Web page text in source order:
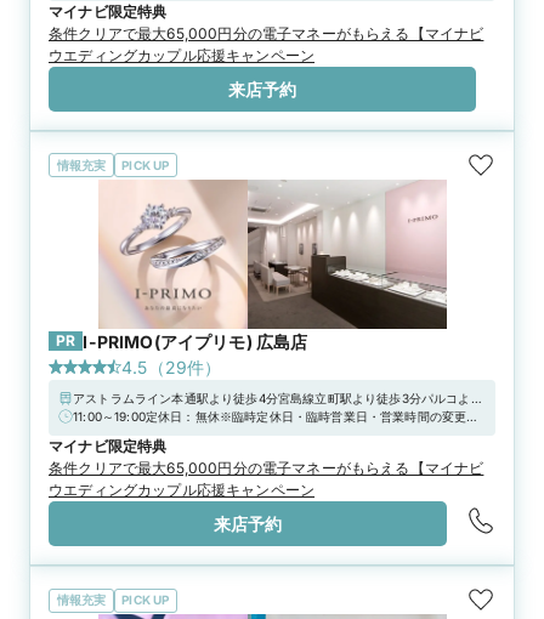
ンドパーキング本通り」※当店ご滞在時間で上限2時間分の無料駐車券進
呈※ブライダルリングの購入（検討）時が対象
マイナビ限定特典
条件クリアで最大65,000円分の電子マネーがもらえる【マイナビ
ウエディングカップル応援キャンペーン
来店予約
情報充実 PICK UP
PR I-PRIMO(アイプリモ) 広島店
4.5 （29件）
アストラムライン本通駅より徒歩4分宮島線立町駅より徒歩3分パルコより
徒歩1分【駐車場】広島市西新天地駐車場、グランドパーキング21、ザ･
ご利用頂いた場合、当店滞在時間分の駐車場代を負担致しますので、駐車
券をスタッフにお渡しください。
11:00～19:00定休日：無休※臨時定休日・臨時営業日・営業時間の変更に
ン★【アイプリモ限定】マイナビウエディングからの予約で“ご来店で
13,000円分”の電子マネープレゼント！さらに 、【アーリー特典】とし
て”土日祝日13時まで”に「 I-PRIMO(アイプリモ）」へ来店すると、来店
特典に追加で1,000円分の電子マネーをプレゼントします。詳しくは特典
一覧ページをチェック！！－アイプリモだけの特別な体験－【パーソナル
ハンド診断®】指輪探しをはじめたら、まずは「パーソナルハンド診断®」
を。ジュエリーコーディネーターの資格を持つプロのスタッフが、専用の
ルムをご提案。一生ものとなる婚約指輪・結婚指輪を選ぶ基準ができま
マイナビ限定特典
条件クリアで最大65,000円分の電子マネーがもらえる【マイナビ
ウエディングカップル応援キャンペーン
来店予約
情報充実 PICK UP